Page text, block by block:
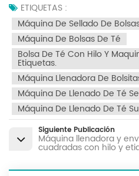
ETIQUETAS :
Máquina De Sellado De
Máquina De Bolsas De Té
Bolsa De Té Con Hilo Y
Etiquetas.
Máquina Llenadora De
Máquina De Llenado De Té
Máquina De Llenado De Té
Siguiente Publicación
Máquina llenadora y
cuadradas con hilo y